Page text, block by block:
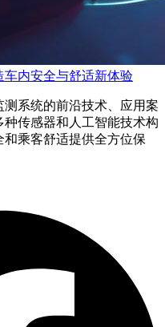
车内安全与舒适新体验
系统的前沿技术、应用案
传感器和人工智能技术构
乘客舒适提供全方位保